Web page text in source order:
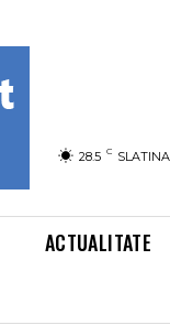
28.5 C SLATINA
ACTUALITATE